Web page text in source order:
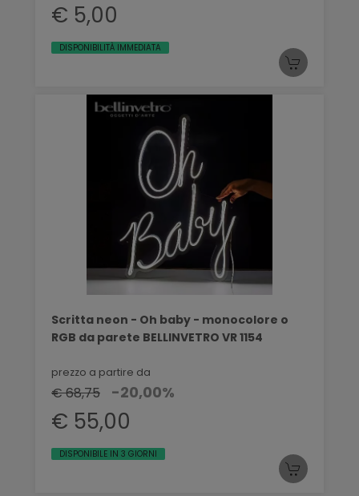
€ 5,00
DISPONIBILITÀ IMMEDIATA
Scritta neon - Oh baby - monocolore o
RGB da parete BELLINVETRO VR 1154
prezzo a partire da
€ 68,75 -20,00%
€ 55,00
DISPONIBILE IN 3 GIORNI